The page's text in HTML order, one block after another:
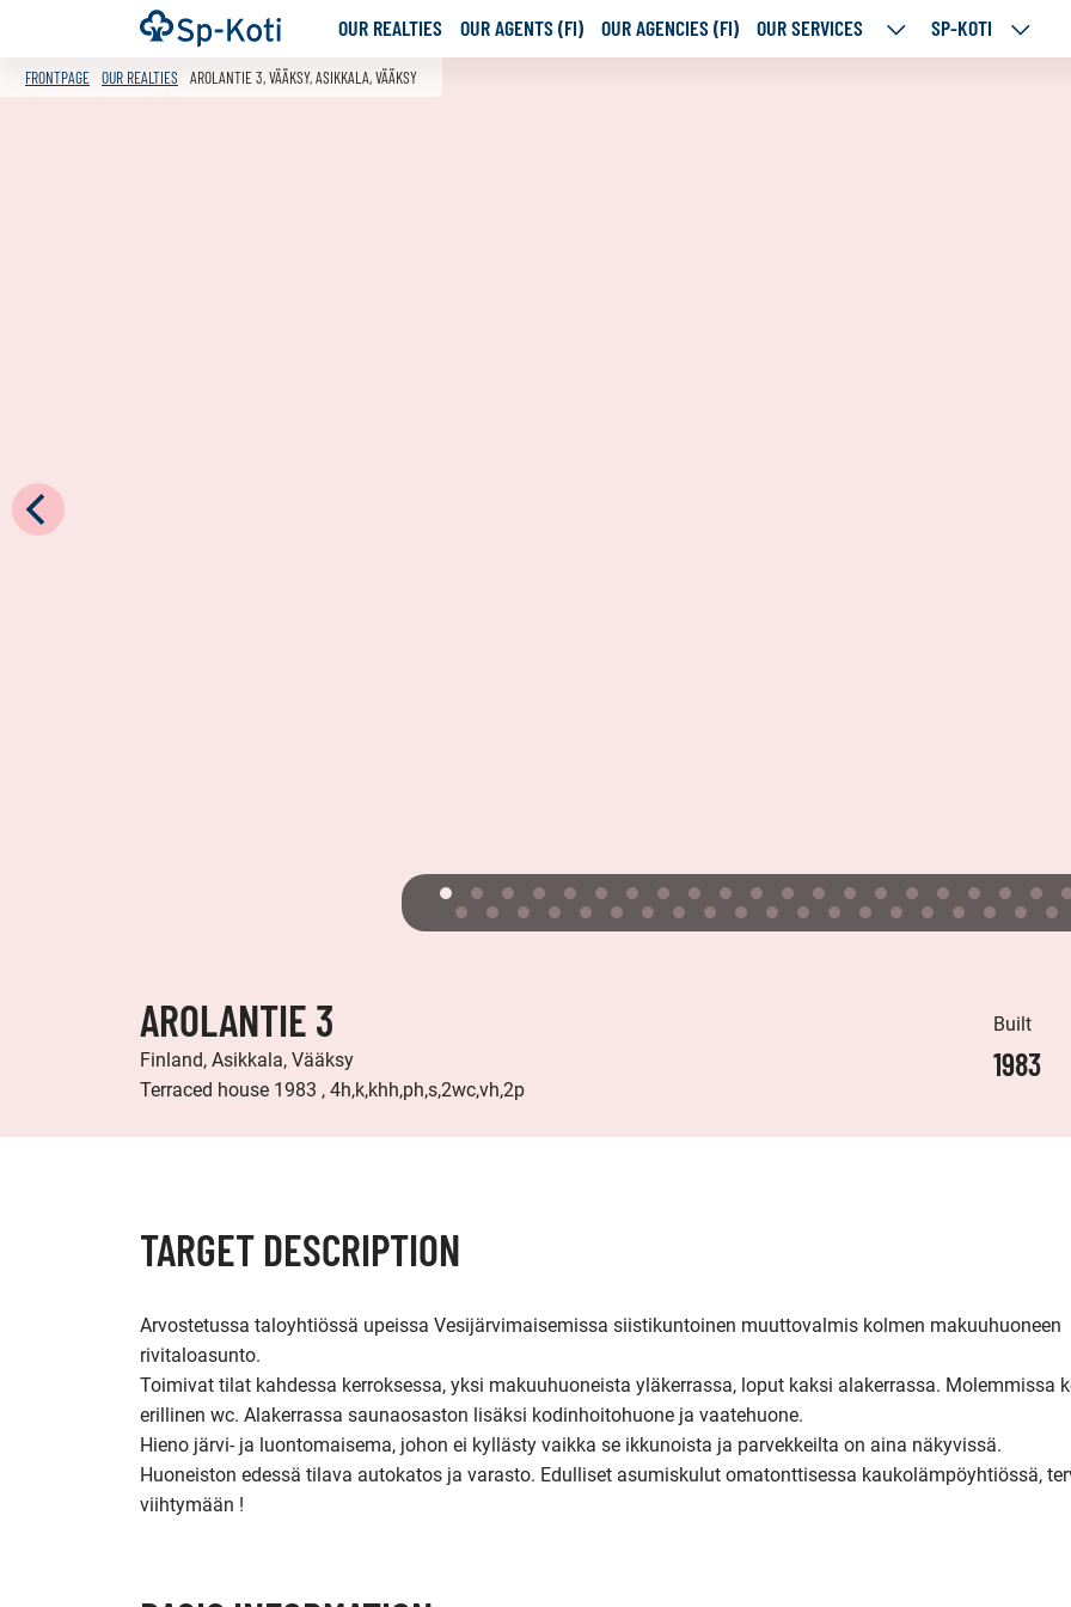
Go
to
content
Frontpage OUR REALTIES OUR AGENTS (FI) OUR AGENCIES (FI) OUR SERVICES
OUR
SP-KOTI
SP-
FRONTPAGE OUR REALTIES AROLANTIE 3, VÄÄKSY, ASIKKALA, VÄÄKSY
AROLANTIE 3
Finland, Asikkala, Vääksy
Terraced house 1983 , 4h,k,khh,ph,s,2wc,vh,2p
Built
1983
TARGET DESCRIPTION
Arvostetussa taloyhtiössä upeissa Vesijärvimaisemissa siistikuntoinen muuttovalmis kolmen makuuhuoneen
rivitaloasunto.
Toimivat tilat kahdessa kerroksessa, yksi makuuhuoneista yläkerrassa, loput kaksi alakerrassa. Molemmissa
erillinen wc. Alakerrassa saunaosaston lisäksi kodinhoitohuone ja vaatehuone.
Hieno järvi- ja luontomaisema, johon ei kyllästy vaikka se ikkunoista ja parvekkeilta on aina näkyvissä.
Huoneiston edessä tilava autokatos ja varasto. Edulliset asumiskulut omatonttisessa kaukolämpöyhtiössä,
viihtymään !